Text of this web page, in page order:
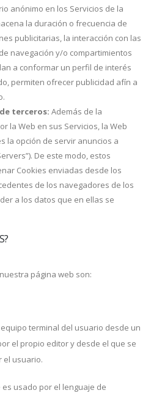
anónimo en los Servicios de la
la duración o frecuencia de
publicitarias, la interacción con las
navegación y/o compartimientos
a conformar un perfil de interés
permiten ofrecer publicidad afín a
terceros: Además de la
la Web en sus Servicios, la Web
la opción de servir anuncios a
De este modo, estos
Cookies enviadas desde los
de los navegadores de los
a los datos que en ellas se
página web son:
terminal del usuario desde un
el propio editor y desde el que se
el usuario.
es usado por el lenguaje de